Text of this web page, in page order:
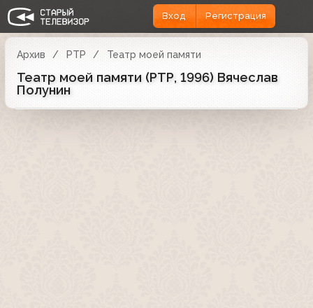
Вход Регистрация
Архив РТР Театр моей памяти
Театр моей памяти (РТР, 1996) Вячеслав
Полунин